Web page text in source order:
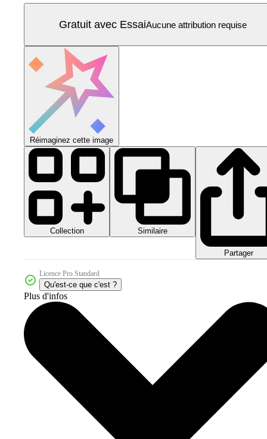
Gratuit avec EssaiAucune attribution requise
Réimaginez cette image
Collection Similaire
Partager
Licence Pro Standard
Qu'est-ce que c'est ?
Plus d'infos